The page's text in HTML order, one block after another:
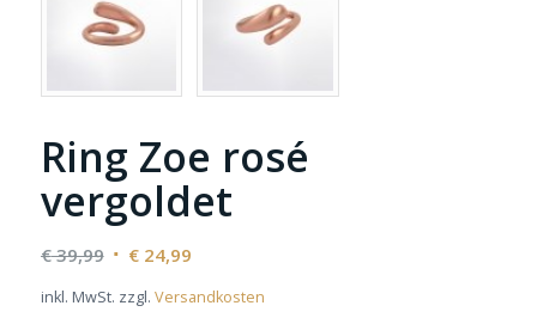
Ring Zoe rosé
vergoldet
€39,99 Ursprünglicher
war:
€24,99Aktueller
ist:
inkl. MwSt. zzgl. Versandkosten